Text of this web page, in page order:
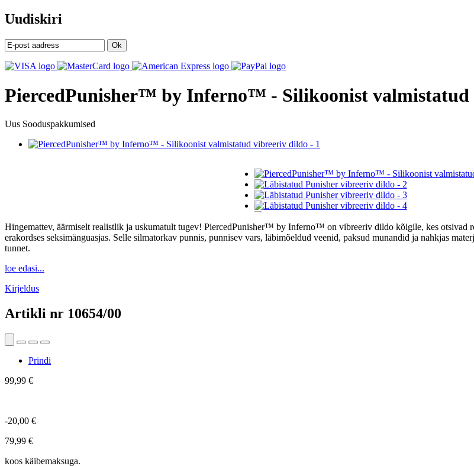
Uudiskiri
Ok
PiercedPunisher™ by Inferno™ - Silikoonist
Uus Sooduspakkumised
Hingemattev, äärmiselt realistlik ja uskumatult tugev! PiercedPunisher™ by Inferno™ on vibreeriv dildo kõigile, kes otsivad
erakordses seksimänguasjas. Selle silmatorkav punnis, punnisev vars, läbimõeldud veenid, paksud munandid ja nahkjas
tunnet.
loe edasi...
Kirjeldus
Artikli nr 10654/00
Prindi
99,99 €
-20,00 €
79,99 €
koos käibemaksuga.